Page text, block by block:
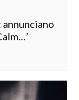
annunciano